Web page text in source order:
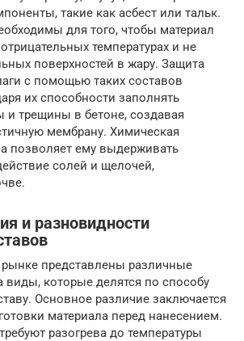
такие как асбест или тальк.
для того, чтобы материал
температурах и не
поверхностей в жару. Защита
с помощью таких составов
их способности заполнять
трещины в бетоне, создавая
мембрану. Химическая
позволяет ему выдерживать
солей и щелочей,
и разновидности
представлены различные
виды, которые делятся по способу
Основное различие заключается
материала перед нанесением.
разогрева до температуры